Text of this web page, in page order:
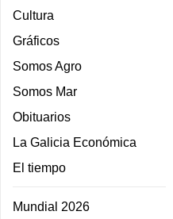
Cultura
Gráficos
Somos Agro
Somos Mar
Obituarios
La Galicia Económica
El tiempo
Mundial 2026